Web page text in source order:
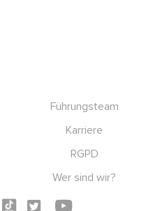
Führungsteam
Karriere
RGPD
Wer sind wir?